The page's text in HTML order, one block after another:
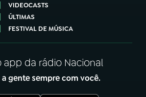
VIDEOCASTS
ÚLTIMAS
FESTIVAL DE MÚSICA
app da rádio Nacional
a gente sempre com você.